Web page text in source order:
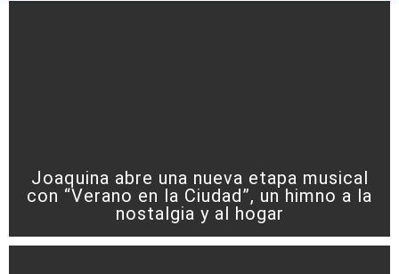
Joaquina abre una nueva etapa musical
con “Verano en la Ciudad”, un himno a la
nostalgia y al hogar